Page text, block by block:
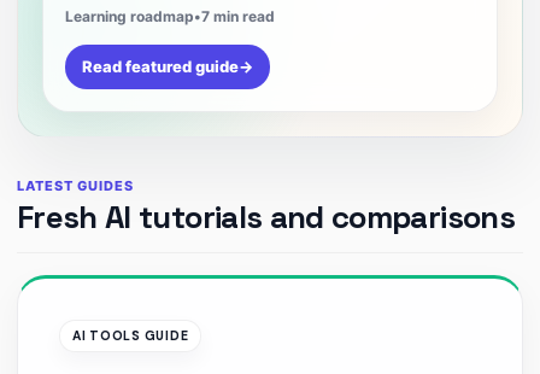
Learning roadmap•7 min read
Read featured guide→
LATEST GUIDES
Fresh AI tutorials and comparisons
AI TOOLS GUIDE